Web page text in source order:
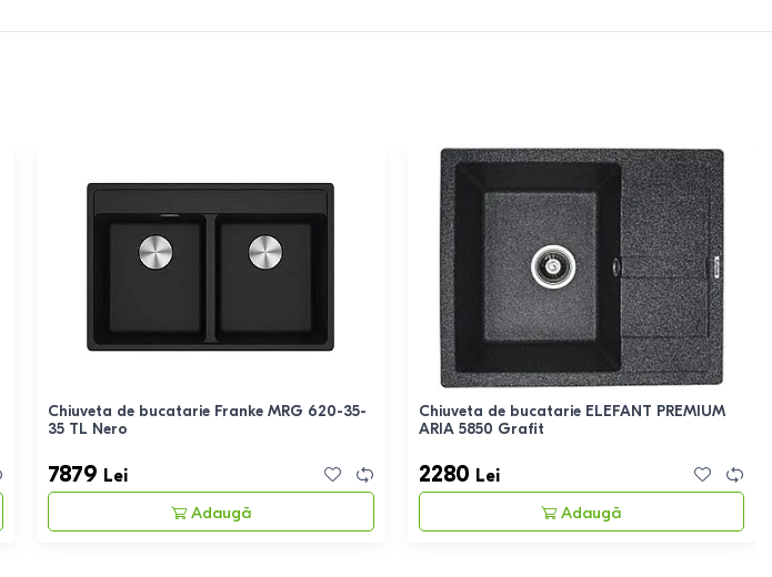
Chiuveta de bucatarie Franke MRG 620-35-
35 TL Nero
7879 Lei
Adaugă
Chiuveta de bucatarie ELEFANT PREMIUM
ARIA 5850 Grafit
2280 Lei
Adaugă